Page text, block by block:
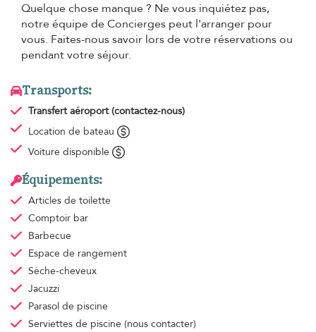
Quelque chose manque ? Ne vous inquiétez pas,
notre équipe de Concierges peut l'arranger pour
vous. Faites-nous savoir lors de votre réservations ou
pendant votre séjour.
Transports:
Transfert aéroport (contactez-nous)
Location de bateau
Voiture disponible
Équipements:
Articles de toilette
Comptoir bar
Barbecue
Espace de rangement
Sèche-cheveux
Jacuzzi
Parasol de piscine
Serviettes de piscine (nous contacter)